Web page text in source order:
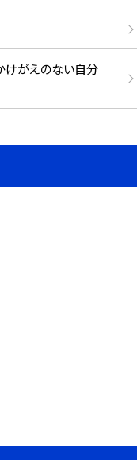
けがえのない自分